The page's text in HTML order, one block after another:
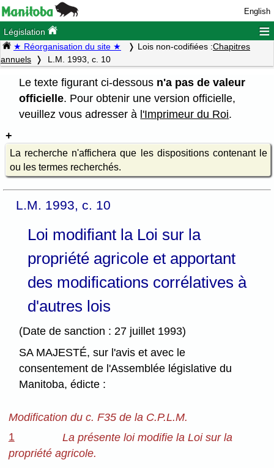
English
Législation ≡
★ Réorganisation du site ★ Lois non-codifiées :Chapitres
annuels
L.M. 1993, c. 10
Le texte figurant ci-dessous n'a pas de valeur
officielle. Pour obtenir une version officielle,
veuillez vous adresser à l'Imprimeur du Roi.
La recherche n'affichera que les dispositions contenant le
ou les termes recherchés.
L.M. 1993, c. 10
Loi modifiant la Loi sur la
propriété agricole et apportant
des modifications corrélatives à
d'autres lois
(Date de sanction : 27 juillet 1993)
SA MAJESTÉ, sur l'avis et avec le
consentement de l'Assemblée législative du
Manitoba, édicte :
Modification du c. F35 de la C.P.L.M.
1
La présente loi modifie la Loi sur la
propriété agricole.